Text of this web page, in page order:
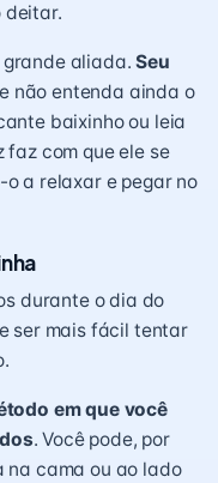
deitar.
grande aliada.Seu
não entenda ainda o
baixinho ou leia
faz com que ele se
a relaxar e pegar no
durante o dia do
ser mais fácil tentar
.
em que você
. Você pode, por
na cama ou ao lado